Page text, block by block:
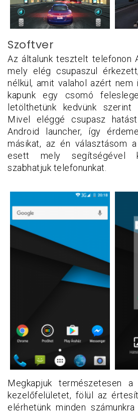
Szoftver
Az általunk tesztelt telefonon
mely elég csupaszul
nélkül, amit valahol azért nem
kapunk egy csomó
letölthetünk kedvünk szerint
Mivel eléggé csupasz
Android launcher, így
másikat, az én választásom
esett mely segítségével
szabhatjuk telefonunkat.
Megkapjuk természetesen a
kezelőfelületet, fölül az
elérhetünk minden